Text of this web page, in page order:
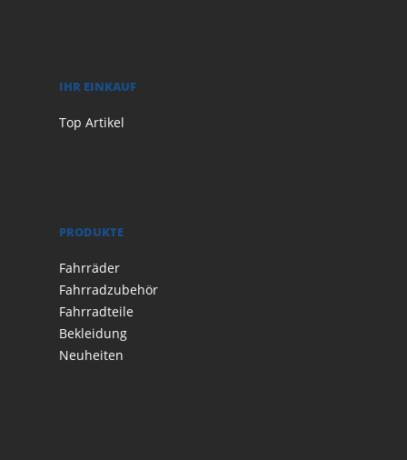
IHR EINKAUF
Top Artikel
PRODUKTE
Fahrräder
Fahrradzubehör
Fahrradteile
Bekleidung
Neuheiten